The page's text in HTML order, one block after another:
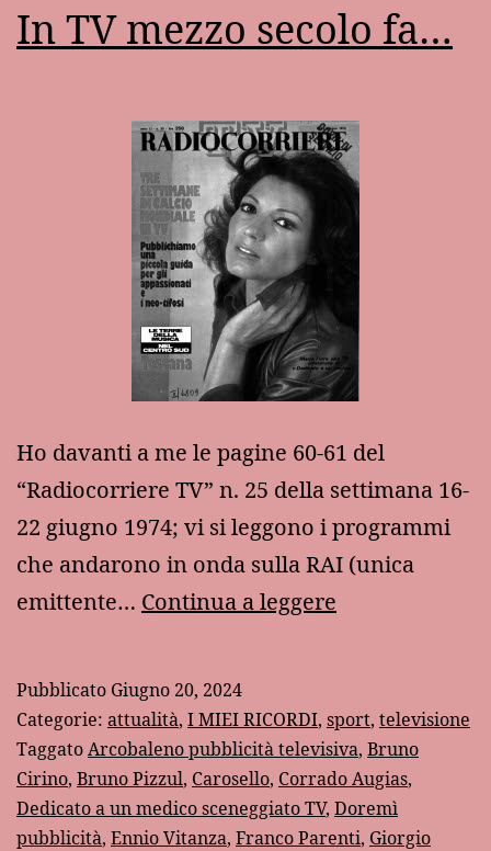
In TV mezzo secolo fa…
Ho davanti a me le pagine 60-61 del
“Radiocorriere TV” n. 25 della settimana 16-
22 giugno 1974; vi si leggono i programmi
che andarono in onda sulla RAI (unica
emittente… Continua a leggere
secolo
fa…
Pubblicato Giugno 20, 2024
Categorie: attualità, I MIEI RICORDI, sport, televisione
TaggatoArcobaleno pubblicità televisiva, Bruno
Cirino, Bruno Pizzul, Carosello, Corrado Augias,
Dedicato a un medico sceneggiato TV, Doremì
pubblicità, Ennio Vitanza, Franco Parenti, Giorgio